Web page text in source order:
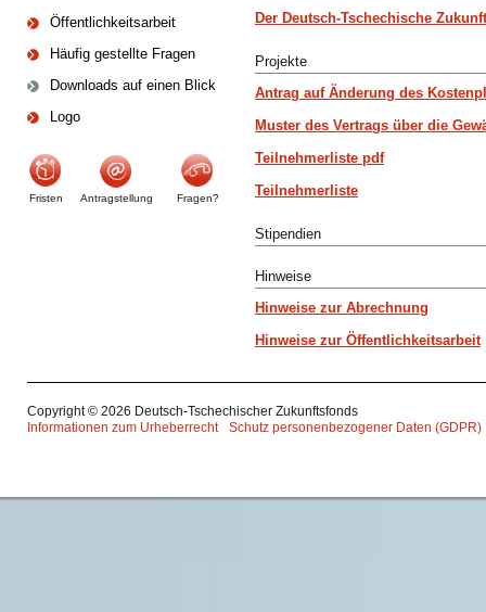
Öffentlichkeitsarbeit
Häufig gestellte Fragen
Downloads auf einen Blick
Logo
Fristen Antragstellung Fragen?
Der Deutsch-Tschechische
Projekte
Antrag auf Änderung des
Muster des Vertrags über die
Teilnehmerliste pdf
Teilnehmerliste
Stipendien
Hinweise
Hinweise zur Abrechnung
Hinweise zur Öffentlichkeitsarbeit
Copyright © 2026 Deutsch-Tschechischer Zukunftsfonds
Informationen zum Urheberrecht
Schutz personenbezogener Daten (GDPR)